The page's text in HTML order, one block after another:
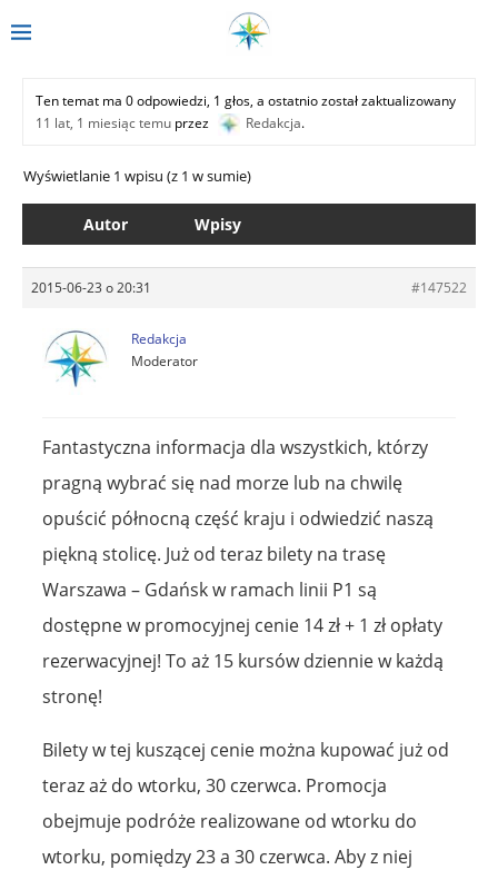
Ten temat ma 0 odpowiedzi, 1 głos, a ostatnio został zaktualizowany
11 lat, 1 miesiąc temu przez Redakcja.
Wyświetlanie 1 wpisu (z 1 w sumie)
Autor Wpisy
2015-06-23 o 20:31 #147522
Redakcja
Moderator
Fantastyczna informacja dla wszystkich, którzy
pragną wybrać się nad morze lub na chwilę
opuścić północną część kraju i odwiedzić naszą
piękną stolicę. Już od teraz bilety na trasę
Warszawa – Gdańsk w ramach linii P1 są
dostępne w promocyjnej cenie 14 zł + 1 zł opłaty
rezerwacyjnej! To aż 15 kursów dziennie w każdą
stronę!
Bilety w tej kuszącej cenie można kupować już od
teraz aż do wtorku, 30 czerwca. Promocja
obejmuje podróże realizowane od wtorku do
wtorku, pomiędzy 23 a 30 czerwca. Aby z niej